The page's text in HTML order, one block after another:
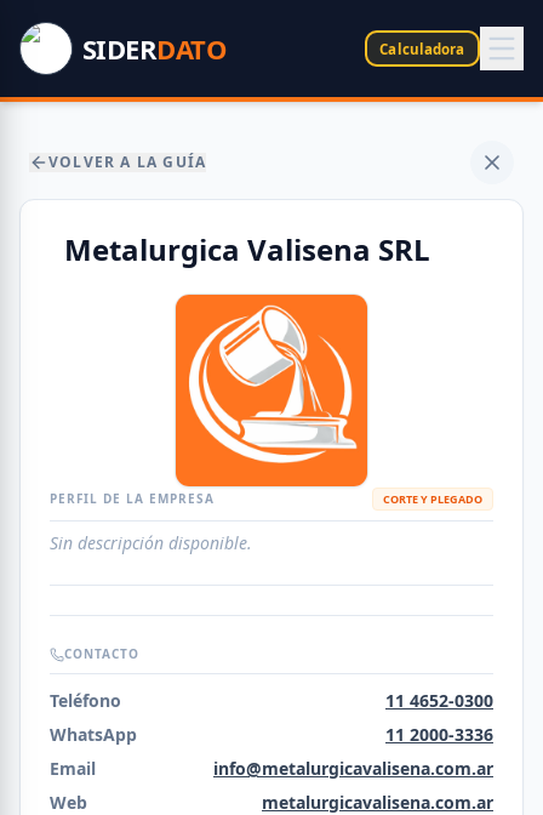
SIDERDATO Calculadora
VOLVER A LA GUÍA
Metalurgica Valisena SRL
PERFIL DE LA EMPRESA CORTE Y PLEGADO
Sin descripción disponible.
CONTACTO
Teléfono
11 4652-0300
WhatsApp
11 2000-3336
Email
info@metalurgicavalisena.com.ar
Web
metalurgicavalisena.com.ar